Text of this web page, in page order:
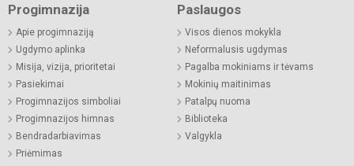
Progimnazija
Apie progimnaziją
Ugdymo aplinka
Misija, vizija, prioritetai
Pasiekimai
Progimnazijos simboliai
Progimnazijos himnas
Bendradarbiavimas
Priėmimas
Paslaugos
Visos dienos mokykla
Neformalusis ugdymas
Pagalba mokiniams ir tėvams
Mokinių maitinimas
Patalpų nuoma
Biblioteka
Valgykla